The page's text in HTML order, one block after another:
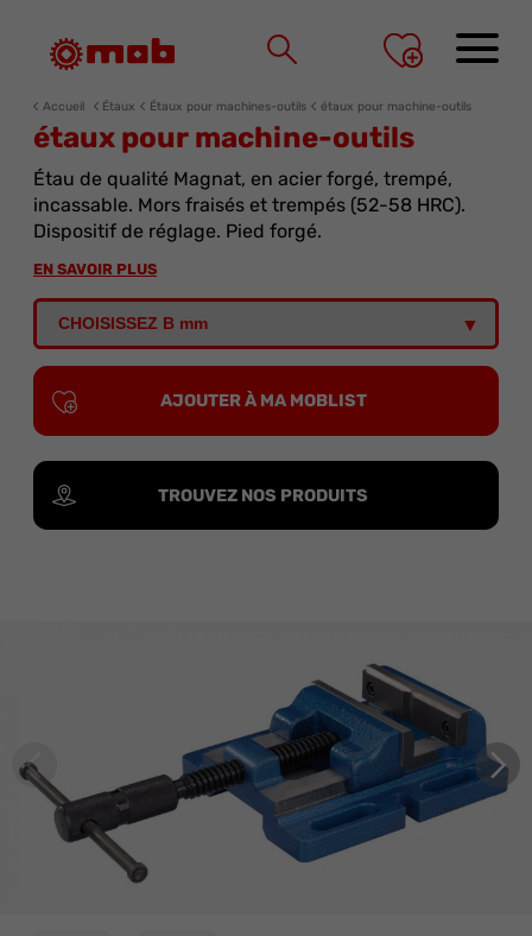
Accueil Étaux Étaux pour machines-outils étaux pour machine-outils
étaux pour machine-outils
Étau de qualité Magnat, en acier forgé, trempé,
incassable. Mors fraisés et trempés (52-58 HRC).
Dispositif de réglage. Pied forgé.
EN SAVOIR PLUS
AJOUTER À MA MOBLIST
TROUVEZ NOS PRODUITS